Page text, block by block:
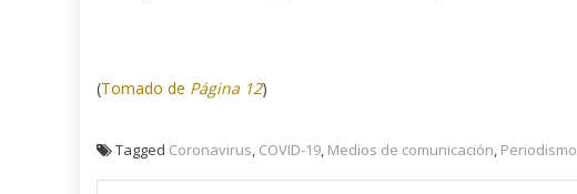
(Tomado de Página 12)
Tagged Coronavirus, COVID-19, Medios de comunicación, Periodismo